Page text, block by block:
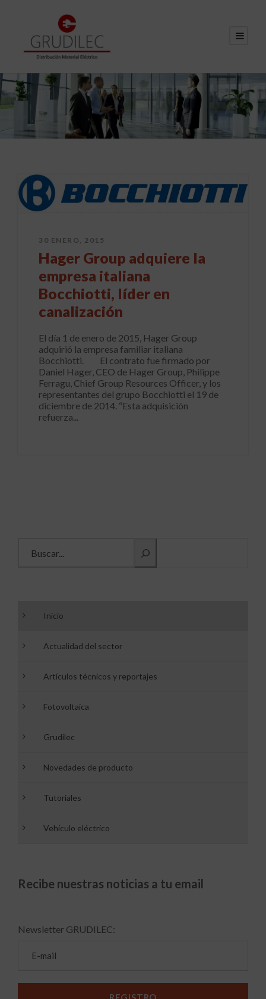
30 ENERO, 2015
Hager Group adquiere la
empresa italiana
Bocchiotti, líder en
canalización
El día 1 de enero de 2015, Hager Group
adquirió la empresa familiar italiana
Bocchiotti. El contrato fue firmado por
Daniel Hager, CEO de Hager Group, Philippe
Ferragu, Chief Group Resources Officer, y los
representantes del grupo Bocchiotti el 19 de
diciembre de 2014. “Esta adquisición
refuerza...
Inicio
Actualidad del sector
Artículos técnicos y reportajes
Fotovoltaica
Grudilec
Novedades de producto
Tutoriales
Vehículo eléctrico
Recibe nuestras noticias a tu email
Newsletter GRUDILEC: